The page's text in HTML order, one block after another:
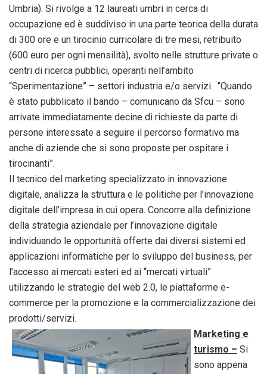
Umbria). Si rivolge a 12 laureati umbri in cerca di
occupazione ed è suddiviso in una parte teorica della durata
di 300 ore e un tirocinio curricolare di tre mesi, retribuito
(600 euro per ogni mensilità), svolto nelle strutture private o
centri di ricerca pubblici, operanti nell’ambito
“Sperimentazione” – settori industria e/o servizi. “Quando
è stato pubblicato il bando – comunicano da Sfcu – sono
arrivate immediatamente decine di richieste da parte di
persone interessate a seguire il percorso formativo ma
anche di aziende che si sono proposte per ospitare i
tirocinanti”.
Il tecnico del marketing specializzato in innovazione
digitale, analizza la struttura e le politiche per l’innovazione
digitale dell’impresa in cui opera. Concorre alla definizione
della strategia aziendale per l’innovazione digitale
individuando le opportunità offerte dai diversi sistemi ed
applicazioni informatiche per lo sviluppo del business, per
l’accesso ai mercati esteri ed ai “mercati virtuali”
utilizzando le strategie del web 2.0, le piattaforme e-
commerce per la promozione e la commercializzazione dei
prodotti/servizi.
Marketing e
turismo – Si
sono appena